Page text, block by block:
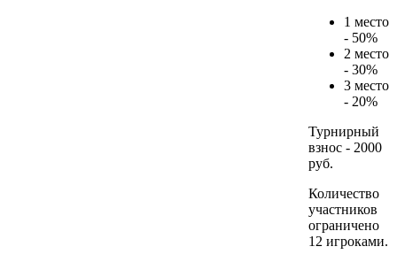
1 место
- 50%
2 место
- 30%
3 место
- 20%
Турнирный
взнос - 2000
руб.
Количество
участников
ограничено
12 игроками.